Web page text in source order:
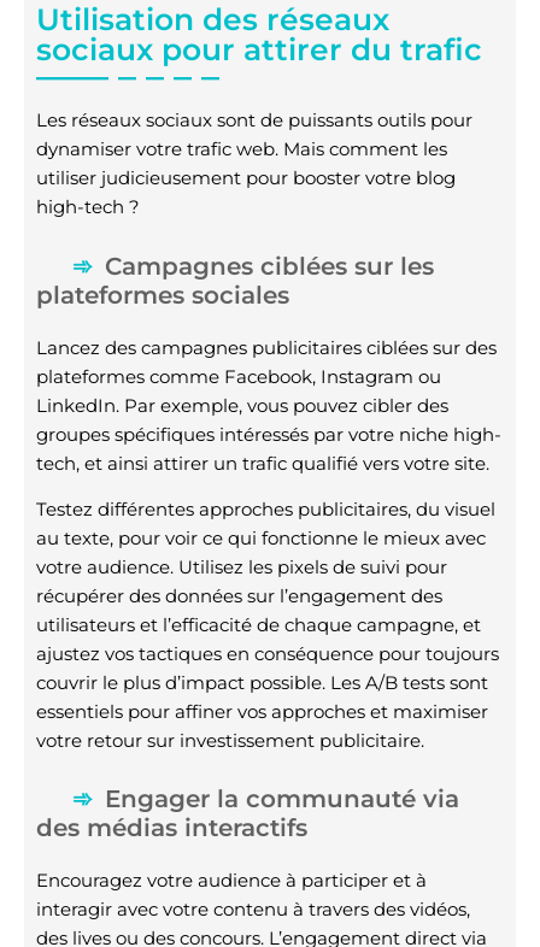
Utilisation des réseaux
sociaux pour attirer du trafic
Les réseaux sociaux sont de puissants outils pour
dynamiser votre trafic web. Mais comment les
utiliser judicieusement pour booster votre blog
high-tech ?
Campagnes ciblées sur les
plateformes sociales
Lancez des campagnes publicitaires ciblées sur des
plateformes comme Facebook, Instagram ou
LinkedIn. Par exemple, vous pouvez cibler des
groupes spécifiques intéressés par votre niche high-
tech, et ainsi attirer un trafic qualifié vers votre site.
Testez différentes approches publicitaires, du visuel
au texte, pour voir ce qui fonctionne le mieux avec
votre audience. Utilisez les pixels de suivi pour
récupérer des données sur l’engagement des
utilisateurs et l’efficacité de chaque campagne, et
ajustez vos tactiques en conséquence pour toujours
couvrir le plus d’impact possible. Les A/B tests sont
essentiels pour affiner vos approches et maximiser
votre retour sur investissement publicitaire.
Engager la communauté via
des médias interactifs
Encouragez votre audience à participer et à
interagir avec votre contenu à travers des vidéos,
des lives ou des concours. L’engagement direct via